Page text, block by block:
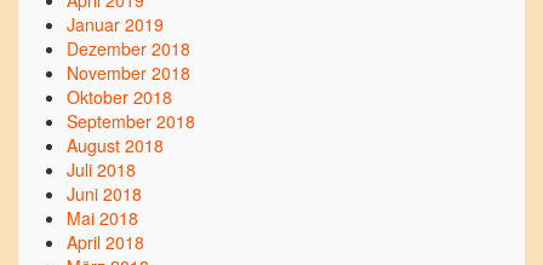
Januar 2019
Dezember 2018
November 2018
Oktober 2018
September 2018
August 2018
Juli 2018
Juni 2018
Mai 2018
April 2018